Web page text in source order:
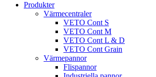
Produkter
Värmecentraler
VETO Cont S
VETO Cont M
VETO Cont L & D
VETO Cont Grain
Värmepannor
Flispannor